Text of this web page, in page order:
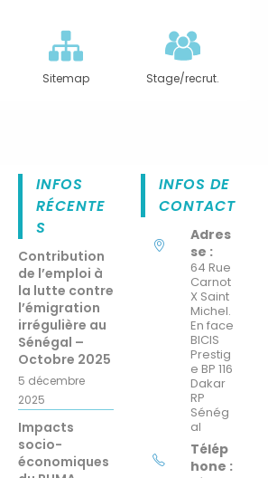
Sitemap Stage/recrut.
INFOS
RÉCENTE
S
Contribution
de l’emploi à
la lutte contre
l’émigration
irrégulière au
Sénégal –
Octobre 2025
5 décembre
2025
Impacts
socio-
économiques
INFOS DE
CONTACT
Adres
se :
64 Rue
Carnot
X Saint
Michel.
En face
BICIS
Prestig
e BP 116
Dakar
RP
Sénég
al
Télép
hone :